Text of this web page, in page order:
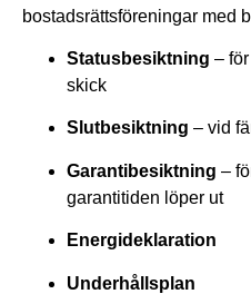
bostadsrättsföreningar med
Statusbesiktning –
skick
Slutbesiktning – vid
Garantibesiktning –
garantitiden löper ut
Energideklaration
Underhållsplan